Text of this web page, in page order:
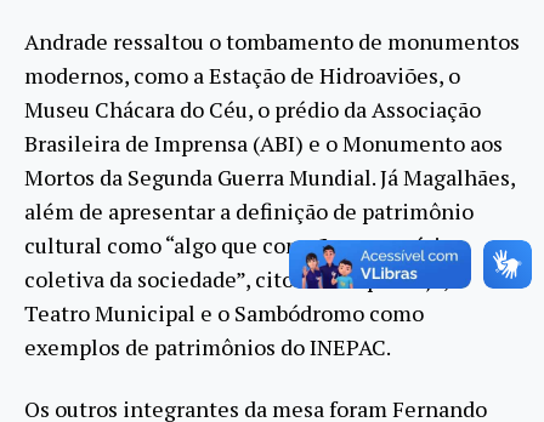
Andrade ressaltou o tombamento de monumentos
modernos, como a Estação de Hidroaviões, o
Museu Chácara do Céu, o prédio da Associação
Brasileira de Imprensa (ABI) e o Monumento aos
Mortos da Segunda Guerra Mundial. Já Magalhães,
além de apresentar a definição de patrimônio
cultural como “algo que compõe a memória
coletiva da sociedade”, citou o Parque Laje, o
Teatro Municipal e o Sambódromo como
exemplos de patrimônios do INEPAC.
Os outros integrantes da mesa foram Fernando